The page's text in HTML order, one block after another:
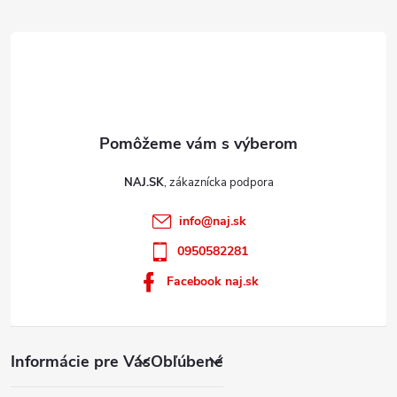
Informácie pre VásObľúbené
NAJ.SK
info@naj.sk
0950582281
Facebook naj.sk